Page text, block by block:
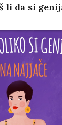
li da si